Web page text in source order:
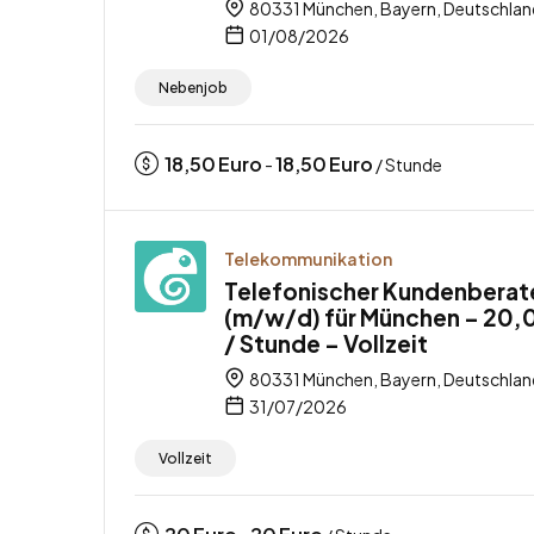
80331 München, Bayern,
01/08/2026
Nebenjob
18,50Euro -18,50Euro / Stunde
Telekommunikation
Telefonischer
(m/w/d) für München –
/ Stunde – Vollzeit
80331 München, Bayern,
31/07/2026
Vollzeit